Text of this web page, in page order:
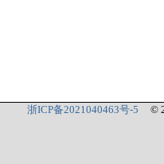
浙ICP备2021040463号-5 ©